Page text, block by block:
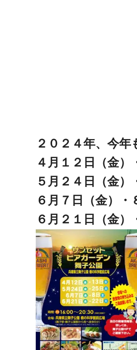
２０２４年、今年
４月１２日（金）
５月２４日（金）
６月７日（金）・
６月２１日（金）